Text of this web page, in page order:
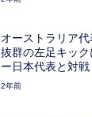
オーストラリア
抜群の左足キッ
ー日本代表と対戦
2年前